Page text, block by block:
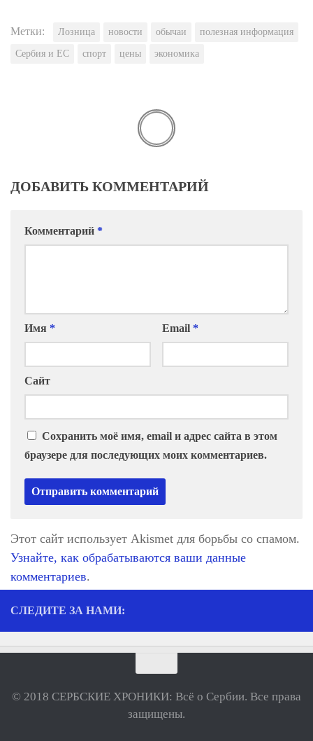
Метки: Лозница новости обычаи полезная информация
Сербия и ЕС спорт цены экономика
ДОБАВИТЬ КОММЕНТАРИЙ
Комментарий *
Имя * Email *
Сайт
Сохранить моё имя, email и адрес сайта в этом
браузере для последующих моих комментариев.
Этот сайт использует Akismet для борьбы со спамом.
Узнайте, как обрабатываются ваши данные
комментариев.
СЛЕДИТЕ ЗА НАМИ:
© 2018 СЕРБСКИЕ ХРОНИКИ: Всё о Сербии. Все права
защищены.